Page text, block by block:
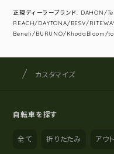
正規ディーラーブランド:
REACH/DAYTONA/BESV/
Beneli/BURUNO/KhodaBloom/
サイト内の現在
サイクルショップナカゴヤ
カスタマイズ
自転車を探す
全て 折りたたみ アウ